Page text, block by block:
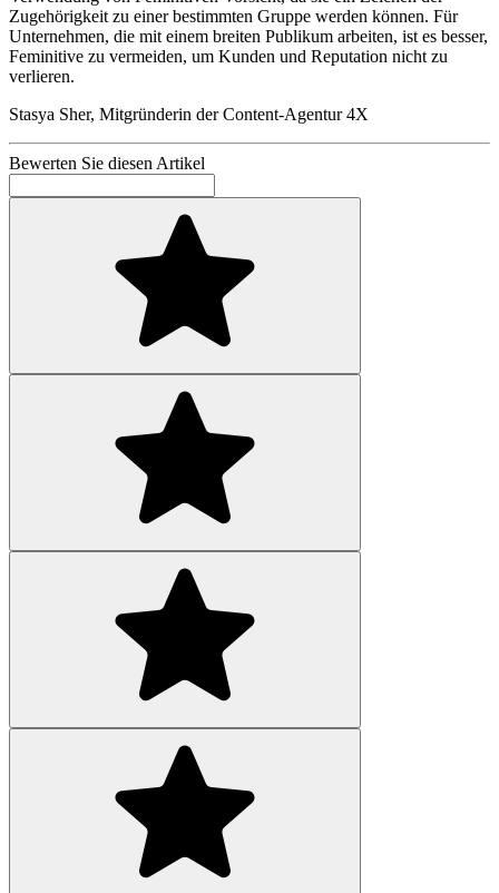
Zugehörigkeit zu einer bestimmten Gruppe werden können. Für
Unternehmen, die mit einem breiten Publikum arbeiten, ist es besser,
Feminitive zu vermeiden, um Kunden und Reputation nicht zu
verlieren.
Stasya Sher, Mitgründerin der Content-Agentur 4X
Bewerten Sie diesen Artikel